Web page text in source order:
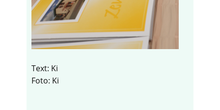
Text: Ki
Foto: Ki